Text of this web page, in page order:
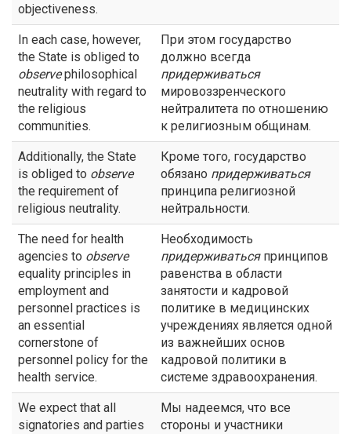
objectiveness.
In each case, however,
the State is obliged to
observephilosophical
neutrality with regard to
the religious
communities.
При этом государство
должно всегда
придерживаться
мировоззренческого
нейтралитета по отношению
к религиозным общинам.
Additionally, the State
is obliged to observe
the requirement of
religious neutrality.
Кроме того, государство
обязано придерживаться
принципа религиозной
нейтральности.
The need for health
agencies to observe
equality principles in
employment and
personnel practices is
an essential
cornerstone of
personnel policy for the
health service.
Необходимость
придерживатьсяпринципов
равенства в области
занятости и кадровой
политике в медицинских
учреждениях является одной
из важнейших основ
кадровой политики в
системе здравоохранения.
We expect that all
signatories and parties
Мы надеемся, что все
стороны и участники